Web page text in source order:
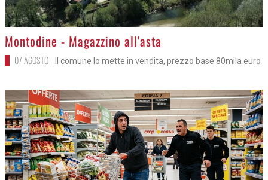
>Montodine - Magazzino all'asta
07 AGOSTO Il comune lo mette in vendita, prezzo base 80mila euro